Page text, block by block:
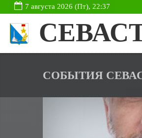
7 августа 2026 (Пт), 22:37
СОБЫТИЯ